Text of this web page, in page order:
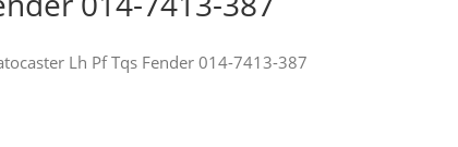
Lh Pf Tqs Fender 014-7413-387